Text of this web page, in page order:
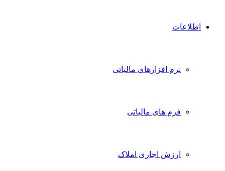
اطلاعات
نرم افزارهای مالیاتی
فرم های مالیاتی
ارزش اجاری املاک